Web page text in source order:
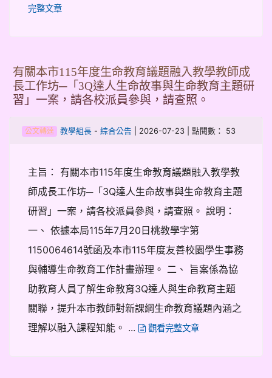
完整文章
有關本市115年度生命教育議題融入教學教師成
長工作坊─「3Q達人生命故事與生命教育主題研
習」一案，請各校派員參與，請查照。
公文轉達 教學組長- 綜合公告 | 2026-07-23 | 點閱數： 53
主旨： 有關本市115年度生命教育議題融入教學教
師成長工作坊─「3Q達人生命故事與生命教育主題
研習」一案，請各校派員參與，請查照。 說明：
一、 依據本局115年7月20日桃教學字第
1150064614號函及本市115年度友善校園學生事務
與輔導生命教育工作計畫辦理。 二、 旨案係為協
助教育人員了解生命教育3Q達人與生命教育主題
關聯，提升本市教師對新課綱生命教育議題內涵之
理解以融入課程知能。 ...
觀看完整文章